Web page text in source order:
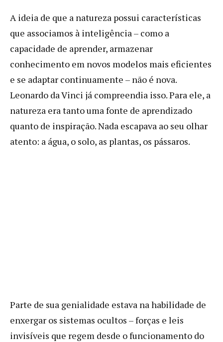
A ideia de que a natureza possui características
que associamos à inteligência – como a
capacidade de aprender, armazenar
conhecimento em novos modelos mais eficientes
e se adaptar continuamente – não é nova.
Leonardo da Vinci já compreendia isso. Para ele, a
natureza era tanto uma fonte de aprendizado
quanto de inspiração. Nada escapava ao seu olhar
atento: a água, o solo, as plantas, os pássaros.
Parte de sua genialidade estava na habilidade de
enxergar os sistemas ocultos – forças e leis
invisíveis que regem desde o funcionamento do